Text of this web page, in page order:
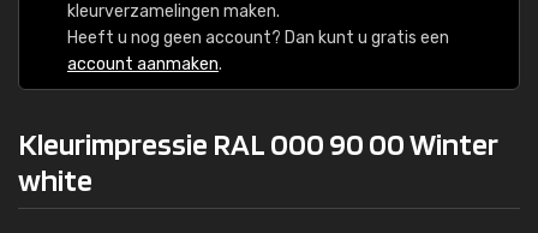
kleurverzamelingen maken.
Heeft u nog geen account? Dan kunt u gratis een
account aanmaken.
Kleurimpressie RAL 000 90 00 Winter
white